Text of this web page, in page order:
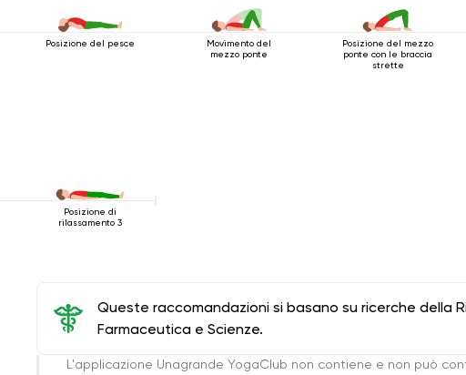
Posizione del pesce
Movimento del
mezzo ponte
Posizione del mezzo
ponte con le braccia
strette
Posizione di
rilassamento 3
Queste raccomandazioni si basano su ricerche della
Farmaceutica e Scienze.
L'applicazione Unagrande YogaClub non contiene e non può